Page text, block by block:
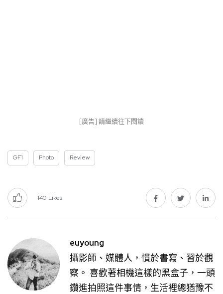
[廣告] 請繼續往下閱讀
GF1 Photo Review
140 Likes
euyoung
攝影師、媒體人，慣於書寫、習於觀
察。 喜歡著相機這樣的黑盒子，一頭
鑽進拍照這件事情，生活裡總猶豫不